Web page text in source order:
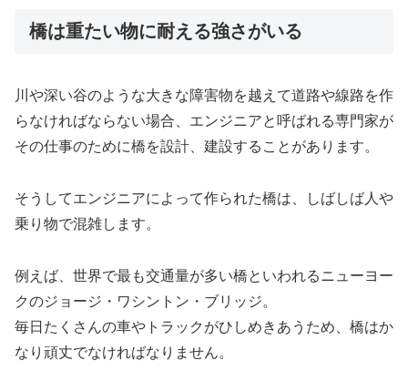
橋は重たい物に耐える強さがいる
川や深い谷のような大きな障害物を越えて道路や線路を作
らなければならない場合、エンジニアと呼ばれる専門家が
その仕事のために橋を設計、建設することがあります。
そうしてエンジニアによって作られた橋は、しばしば人や
乗り物で混雑します。
例えば、世界で最も交通量が多い橋といわれるニューヨー
クのジョージ・ワシントン・ブリッジ。
毎日たくさんの車やトラックがひしめきあうため、橋はか
なり頑丈でなければなりません。